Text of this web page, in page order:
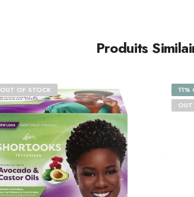
Produits
OUT OF STOCK
11%